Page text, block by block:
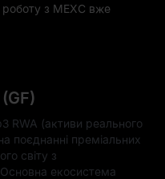
з MEXC вже
RWA (активи реального
поєднанні преміальних
світу з
екосистема